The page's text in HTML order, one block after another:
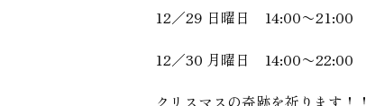
12／29 日曜日 14:00〜21:00
12／30 月曜日 14:00〜22:00
クリスマスの奇跡を祈ります！！